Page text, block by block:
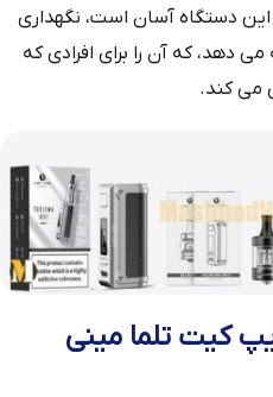
دستگاه آسان است، نگهداری
دهد، که آن را برای افرادی که
می کند.
کیت تلما مینی